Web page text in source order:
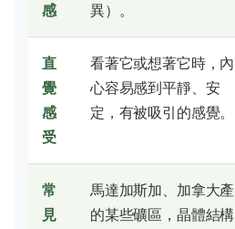
感
異）。
直
覺
感
受
看著它或想著它時，內
心容易感到平靜、安
定，有被吸引的感覺。
常
見
馬達加斯加、加拿大產
的某些礦區，晶體結構